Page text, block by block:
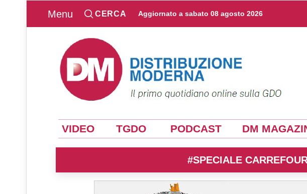
Menu CERCA Aggiornato a sabato 08 agosto 2026
VIDEO TGDO PODCAST DM
#SPECIALE